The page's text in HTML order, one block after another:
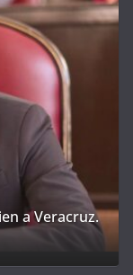
a Veracruz.